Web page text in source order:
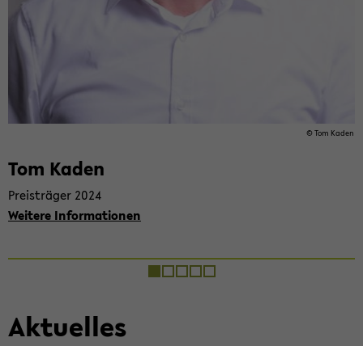
© Tom Kaden
Tom Kaden
Preis­trä­ger 2024
Wei­te­re In­for­ma­tio­nen
Ak­tu­el­les